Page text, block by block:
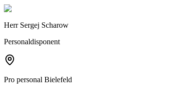
Herr Sergej Scharow
Personaldisponent
Pro personal Bielefeld